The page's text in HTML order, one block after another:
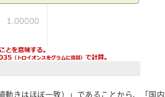
きはほぼ一致）」であることから、「国